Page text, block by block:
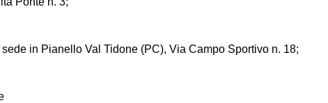
in Pianello Val Tidone (PC), Via Campo Sportivo n. 18;